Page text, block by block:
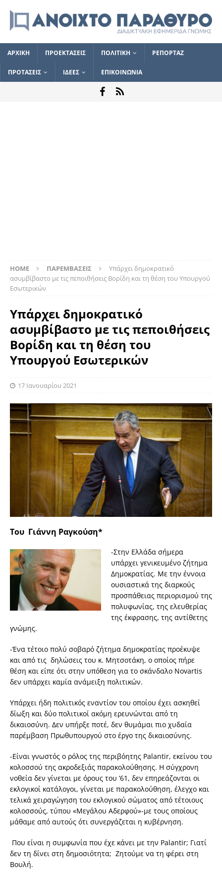
ΑΡΧΙΚΗ ΠΡΟΕΚΤΑΣΕΙΣ ΠΟΛΙΤΙΚΗ ΡΕΠΟΡΤΑΖ
ΠΡΟΤΑΣΕΙΣ ΙΔΕΕΣ ΕΠΙΚΟΙΝΩΝΙΑ
HOME ΠΑΡΕΜΒΑΣΕΙΣ
Υπάρχει δημοκρατικό
ασυμβίβαστο με τις πεποιθήσεις Βορίδη και τη θέση του Υπουργού
Εσωτερικών
Υπάρχει δημοκρατικό
ασυμβίβαστο με τις πεποιθήσεις
Βορίδη και τη θέση του
Υπουργού Εσωτερικών
17 Ιανουαρίου 2021
Του Γιάννη Ραγκούση*
-Στην Ελλάδα σήμερα
υπάρχει γενικευμένο ζήτημα
Δημοκρατίας. Με την έννοια
ουσιαστικά της διαρκούς
προσπάθειας περιορισμού της
πολυφωνίας, της ελευθερίας
της έκφρασης, της αντίθετης
γνώμης.
-Ένα τέτοιο πολύ σοβαρό ζήτημα δημοκρατίας προέκυψε
και από τις δηλώσεις του κ. Μητσοτάκη, ο οποίος πήρε
θέση και είπε ότι στην υπόθεση για το σκάνδαλο Novartis
δεν υπάρχει καμία ανάμειξη πολιτικών.
Υπάρχει ήδη πολιτικός εναντίον του οποίου έχει ασκηθεί
δίωξη και δύο πολιτικοί ακόμη ερευνώνται από τη
δικαιοσύνη. Δεν υπήρξε ποτέ, δεν θυμάμαι πιο χυδαία
παρέμβαση Πρωθυπουργού στο έργο της δικαιοσύνης.
-Είναι γνωστός ο ρόλος της περιβόητης Palantir, εκείνου του
κολοσσού της ακροδεξιάς παρακολούθησης. Η σύγχρονη
νοθεία δεν γίνεται με όρους του ’61, δεν επηρεάζονται οι
εκλογικοί κατάλογοι, γίνεται με παρακολούθηση, έλεγχο και
τελικά χειραγώγηση του εκλογικού σώματος από τέτοιους
κολοσσούς, τύπου «Μεγάλου Αδερφού»-με τους οποίους
μάθαμε από αυτούς ότι συνεργάζεται η κυβέρνηση.
Που είναι η συμφωνία που έχε κάνει με την Palantir; Γιατί
δεν τη δίνει στη δημοσιότητα; Ζητούμε να τη φέρει στη
Βουλή.